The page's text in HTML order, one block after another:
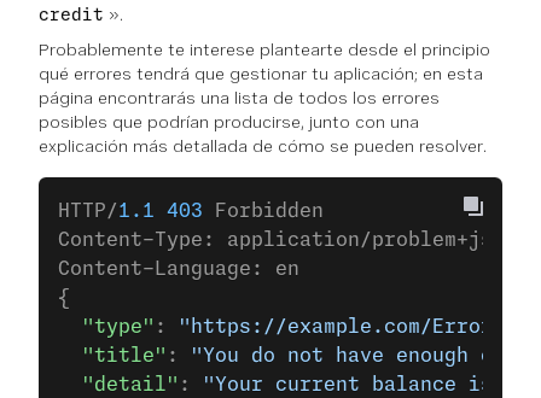
credit ».
Probablemente te interese plantearte desde el principio
qué errores tendrá que gestionar tu aplicación; en esta
página encontrarás una lista de todos los errores
posibles que podrían producirse, junto con una
explicación más detallada de cómo se pueden resolver.
HTTP/1.1 403 Forbidden
Content-Type: application/problem+json
Content-Language: en
{
  "type"
:
"https://example.com/
  "title"
:
"You do not have enough
  "detail"
:
"Your current balance is